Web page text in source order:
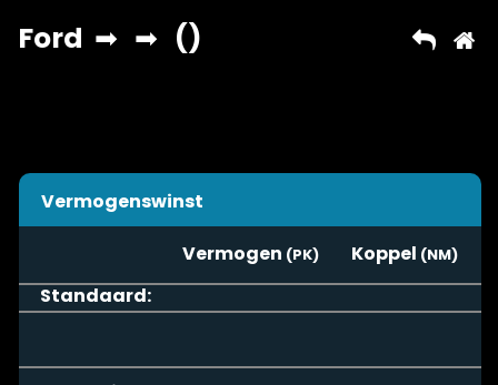
Vermogenswinst
Vermogen
Koppel
Standaard: